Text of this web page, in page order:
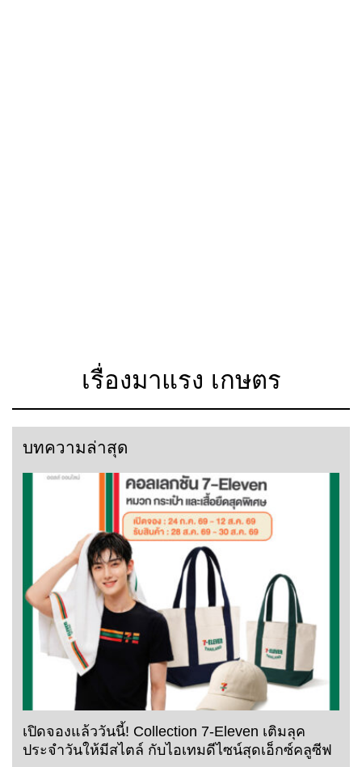
เรื่องมาแรง เกษตร
บทความล่าสุด
เปิดจองแล้ววันนี้! Collection 7-Eleven เติมลุค
ประจำวันให้มีสไตล์ กับไอเทมดีไซน์สุดเอ็กซ์คลูซีฟ